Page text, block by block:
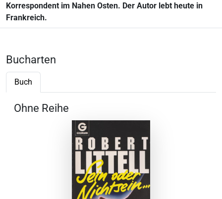
Korrespondent im Nahen Osten. Der Autor lebt heute in
Frankreich.
Bucharten
Buch
Ohne Reihe